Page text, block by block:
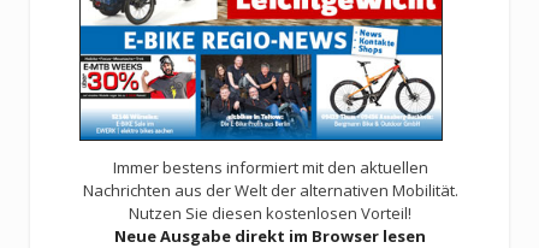
Immer bestens informiert mit den aktuellen
Nachrichten aus der Welt der alternativen Mobilität.
Nutzen Sie diesen kostenlosen Vorteil!
Neue Ausgabe direkt im Browser lesen